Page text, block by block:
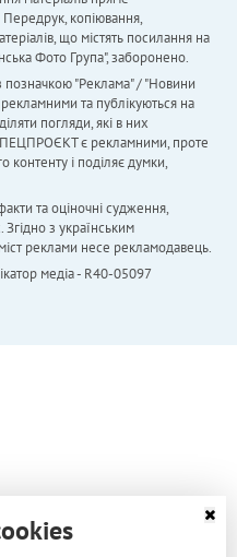
копіювання,
що містять посилання на
Фото Група", заборонено.
позначкою "Реклама" / "Новини
та публікуються на
погляди, які в них
є рекламними, проте
контенту і поділяє думки,
та оціночні судження,
з українським
реклами несе рекламодавець.
медіа - R40-05097